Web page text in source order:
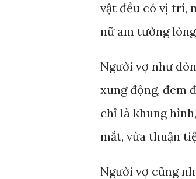
vật đều có vị trí,
nữ am tường
Người vợ như
xung động, đem
chỉ là khung
mắt, vừa thuận
Người vợ cũng